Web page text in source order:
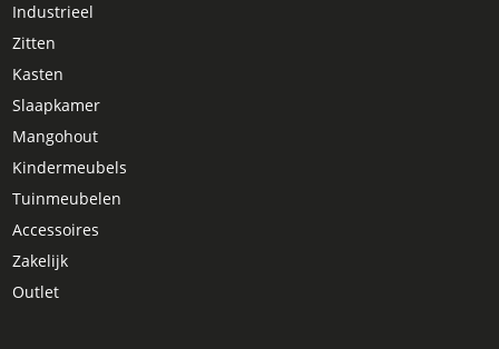
Industrieel
Zitten
Kasten
Slaapkamer
Mangohout
Kindermeubels
Tuinmeubelen
Accessoires
Zakelijk
Outlet